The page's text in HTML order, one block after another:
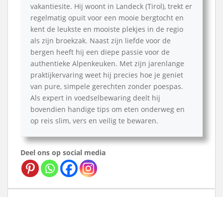
vakantiesite. Hij woont in Landeck (Tirol), trekt er
regelmatig opuit voor een mooie bergtocht en
kent de leukste en mooiste plekjes in de regio
als zijn broekzak. Naast zijn liefde voor de
bergen heeft hij een diepe passie voor de
authentieke Alpenkeuken. Met zijn jarenlange
praktijkervaring weet hij precies hoe je geniet
van pure, simpele gerechten zonder poespas.
Als expert in voedselbewaring deelt hij
bovendien handige tips om eten onderweg en
op reis slim, vers en veilig te bewaren.
Deel ons op social media